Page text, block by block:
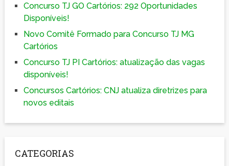
Concurso TJ GO Cartórios: 292 Oportunidades
Disponíveis!
Novo Comitê Formado para Concurso TJ MG
Cartórios
Concurso TJ PI Cartórios: atualização das vagas
disponíveis!
Concursos Cartórios: CNJ atualiza diretrizes para
novos editais
CATEGORIAS